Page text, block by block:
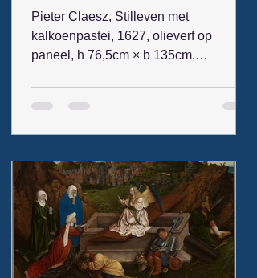
Pieter Claesz, Stilleven met
kalkoenpastei, 1627, olieverf op
paneel, h 76,5cm × b 135cm,
Claesz., Stilleven met pauwentaart,
1627, olieverf op paneel, h 77.5 × b
Washington, inv.nr.: 2013.141.1 (afb. 2).
Abstract In deze scriptie wordt
onderzocht welke historische
betekenis toegekend kan worden aan
de pronkvogels op de pasteien in
Stilleven met kalkoenpastei en